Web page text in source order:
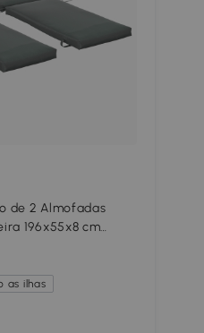
de 2 Almofadas
196x55x8 cm
Pátio Cinza
as ilhas